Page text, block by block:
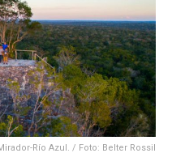
Río Azul. / Foto: Belter Rossil